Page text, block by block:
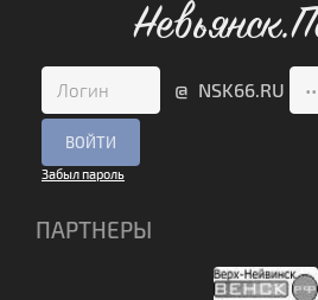
@ NSK66.RU
Забыл пароль
ПАРТНЕРЫ